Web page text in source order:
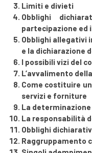
Limiti e divieti
Obblighi
partecipazione ed il
Obblighi allegativi
e la dichiarazione
I possibili vizi del
L’avvalimento
Come costituire
servizi e forniture
La
La responsabilità
Obblighi
Raggruppamento